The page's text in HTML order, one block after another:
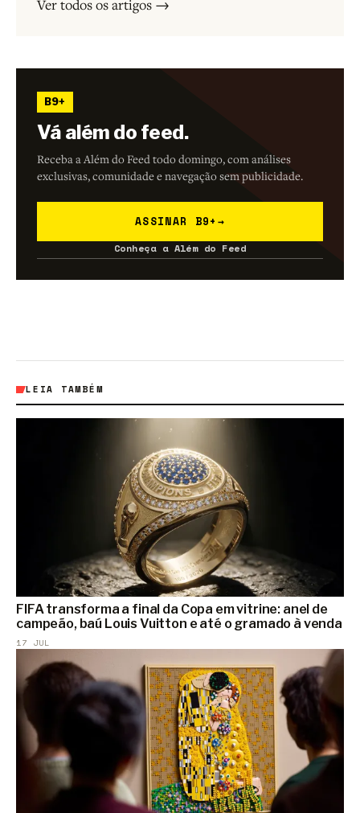
Ver todos os artigos →
B9+
Vá além do feed.
Receba a Além do Feed todo domingo, com análises
exclusivas, comunidade e navegação sem publicidade.
ASSINAR B9+ →
Conheça a Além do Feed
LEIA TAMBÉM
FIFA transforma a final da Copa em vitrine: anel de
campeão, baú Louis Vuitton e até o gramado à venda
17 JUL